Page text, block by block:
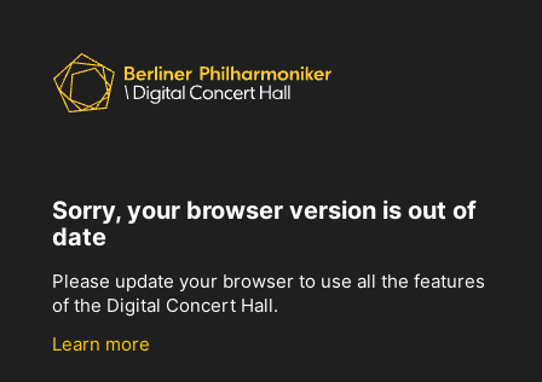
Sorry, your browser version is out of
date
Please update your browser to use all the features
of the Digital Concert Hall.
Learn more